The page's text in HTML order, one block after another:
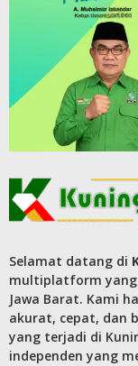
Selamat datang di
multiplatform yang
Jawa Barat. Kami
akurat, cepat, dan
yang terjadi di
independen yang